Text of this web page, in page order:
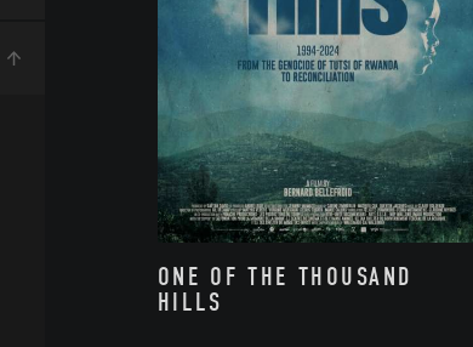
ONE OF THE THOUSAND
HILLS